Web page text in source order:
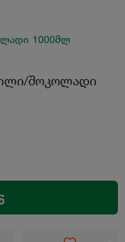
1000მლ
შოკოლადი